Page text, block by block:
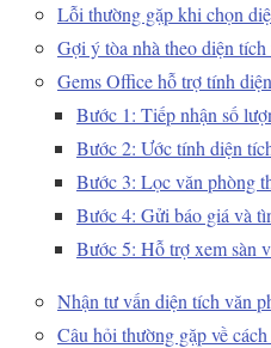
Lỗi thường gặp khi chọn
Gợi ý tòa nhà theo diện tích
Gems Office hỗ trợ tính
Bước 1: Tiếp nhận số
Bước 2: Ước tính diện
Bước 3: Lọc văn phòng
Bước 4: Gửi báo giá và
Bước 5: Hỗ trợ xem sàn
Nhận tư vấn diện tích văn
Câu hỏi thường gặp về